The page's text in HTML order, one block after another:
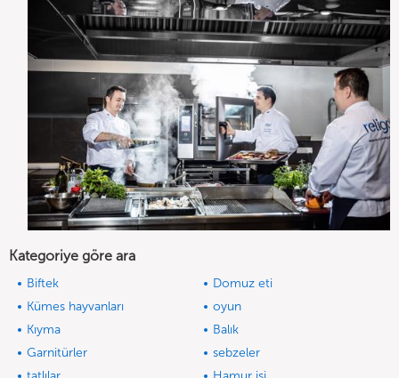
Kategoriye göre ara
Biftek
Domuz eti
Kümes hayvanları
oyun
Kıyma
Balık
Garnitürler
sebzeler